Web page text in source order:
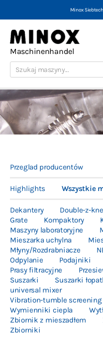
Minox
Maschinenhandel
Przeglad producentów
Highlights Wszystkie
Dekantery Double-z-
Grate
Kompaktory
Maszyny laboratoryjne
Mieszarka uchylna
Młyny/Rozdrabniacze
Odpylanie
Podajniki
Prasy filtracyjne
Suszarki
Suszarki
universal mixer
Vibration-tumble
Wymienniki ciepla
Zbiornik z mieszadłem
Zbiorniki
Kontakt
Imprint
Ogólne
English
Deutsch